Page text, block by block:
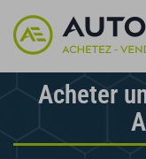
Acheter